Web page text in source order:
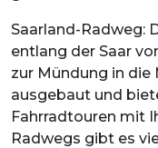
Saarland-Radweg:
entlang der Saar
zur Mündung in die
ausgebaut und
Fahrradtouren mit
Radwegs gibt es